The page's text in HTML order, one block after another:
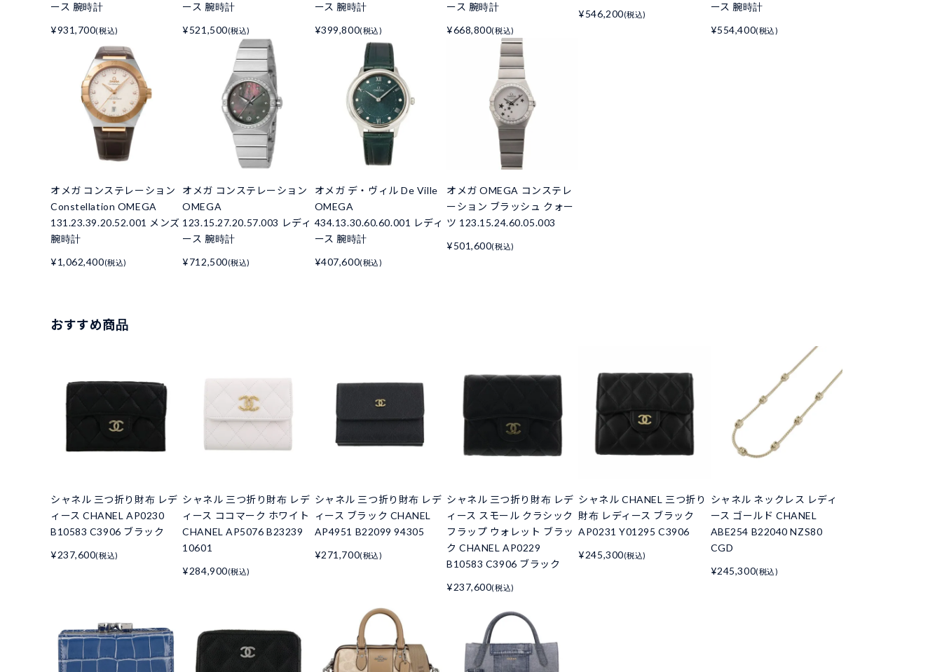
ース 腕時計
¥931,700(税込)
ース 腕時計
¥521,500(税込)
ース 腕時計
¥399,800(税込)
ース 腕時計
¥668,800(税込)
¥546,200(税込)
ース 腕時計
¥554,400(税込)
オメガ コンステレーション
Constellation OMEGA
131.23.39.20.52.001 メンズ
腕時計
¥1,062,400(税込)
オメガ コンステレーション
OMEGA
123.15.27.20.57.003 レディ
ース 腕時計
¥712,500(税込)
オメガ デ・ヴィル De Ville
OMEGA
434.13.30.60.60.001 レディ
ース 腕時計
¥407,600(税込)
オメガ OMEGA コンステレ
ーション ブラッシュ クォー
ツ 123.15.24.60.05.003
¥501,600(税込)
おすすめ商品
シャネル 三つ折り財布 レデ
ィース CHANEL AP0230
B10583 C3906 ブラック
¥237,600(税込)
シャネル 三つ折り財布 レデ
ィース ココマーク ホワイト
CHANEL AP5076 B23239
10601
¥284,900(税込)
シャネル 三つ折り財布 レデ
ィース ブラック CHANEL
AP4951 B22099 94305
¥271,700(税込)
シャネル 三つ折り財布 レデ
ィース スモール クラシック
フラップ ウォレット ブラッ
ク CHANEL AP0229
B10583 C3906 ブラック
¥237,600(税込)
シャネル CHANEL 三つ折り
財布 レディース ブラック
AP0231 Y01295 C3906
¥245,300(税込)
シャネル ネックレス レディ
ース ゴールド CHANEL
ABE254 B22040 NZS80
CGD
¥245,300(税込)